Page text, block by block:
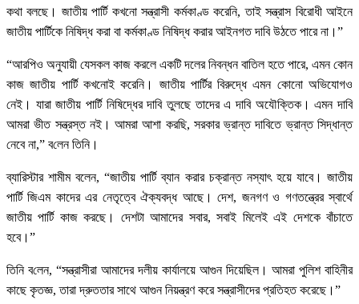
কথা বলছে। জাতীয় পার্টি কখনো সন্ত্রাসী কর্মকাণ্ড করেনি, তাই সন্ত্রাস বিরোধী আইনে
জাতীয় পার্টিকে নিষিদ্ধ করা বা কর্মকাণ্ড নিষিদ্ধ করার আইনগত দাবি উঠতে পারে না।”
“আরপিও অনুযায়ী যেসকল কাজ করলে একটি দলের নিবন্ধন বাতিল হতে পারে, এমন কোন
কাজ জাতীয় পার্টি কখনোই করেনি। জাতীয় পার্টির বিরুদ্ধে এমন কোনো অভিযোগও
নেই। যারা জাতীয় পার্টি নিষিদ্ধের দাবি তুলছে তাদের এ দাবি অযৌক্তিক। এমন দাবি
আমরা ভীত সন্ত্রস্ত নই। আমরা আশা করছি, সরকার ভ্রান্ত দাবিতে ভ্রান্ত সিদ্ধান্ত
নেবে না,” ব‌লেন তি‌নি।
ব্যারিস্টার শামীম বলেন, “জাতীয় পার্টি ব্যান করার চক্রান্ত নস্যাৎ হয়ে যাবে। জাতীয়
পার্টি জিএম কাদের এর নেতৃত্বে ঐক্যবদ্ধ আছে। দেশ, জনগণ ও গণতন্ত্রের স্বার্থে
জাতীয় পার্টি কাজ করছে। দেশটা আমাদের সবার, সবাই মিলেই এই দেশকে বাঁচাতে
হবে।”
তি‌নি ব‌লেন, “সন্ত্রাসীরা আমাদের দলীয় কার্যালয়ে আগুন দিয়েছিল। আমরা পুলিশ বাহিনীর
কাছে কৃতজ্ঞ, তারা দ্রুততার সাথে আগুন নিয়ন্ত্রণ করে সন্ত্রাসীদের প্রতিহত করেছে।”